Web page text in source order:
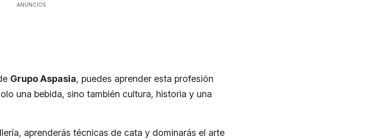
ANUNCIOS
Grupo Aspasia, puedes aprender esta profesión
una bebida, sino también cultura, historia y una
aprenderás técnicas de cata y dominarás el arte